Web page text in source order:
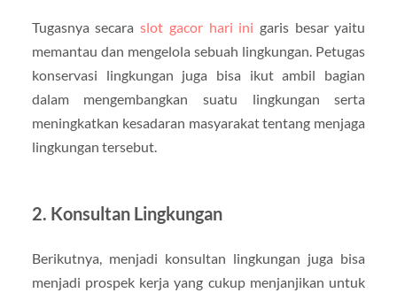
Tugasnya secaraslot gacor hari ini garis besar yaitu
memantau dan mengelola sebuah lingkungan. Petugas
konservasi lingkungan juga bisa ikut ambil bagian
dalam mengembangkan suatu lingkungan serta
meningkatkan kesadaran masyarakat tentang menjaga
lingkungan tersebut.
2. Konsultan Lingkungan
Berikutnya, menjadi konsultan lingkungan juga bisa
menjadi prospek kerja yang cukup menjanjikan untuk